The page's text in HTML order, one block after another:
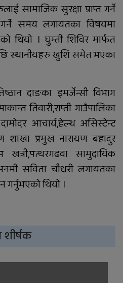
सामाजिक सुरक्षा प्राप्त गर्ने
समय लगायतका विषयमा
थियो । घुम्ती शिविर मार्फत
स्थानीयहरु खुशि समेत भएका
दाङका इमर्जेन्सी विभाग
तिवारी,राप्ती गाउँपालिका
आचार्य,हेल्थ असिस्टेन्ट
शाखा प्रमुख नारायण बहादुर
सामुदायिक
सविता चाैधरी लगायतका
गर्नुभएको थियो ।